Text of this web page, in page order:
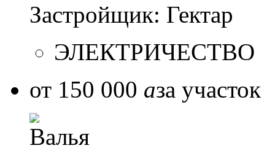
Застройщик: Гектар
ЭЛЕКТРИЧЕСТВО
от 150 000 aза участок